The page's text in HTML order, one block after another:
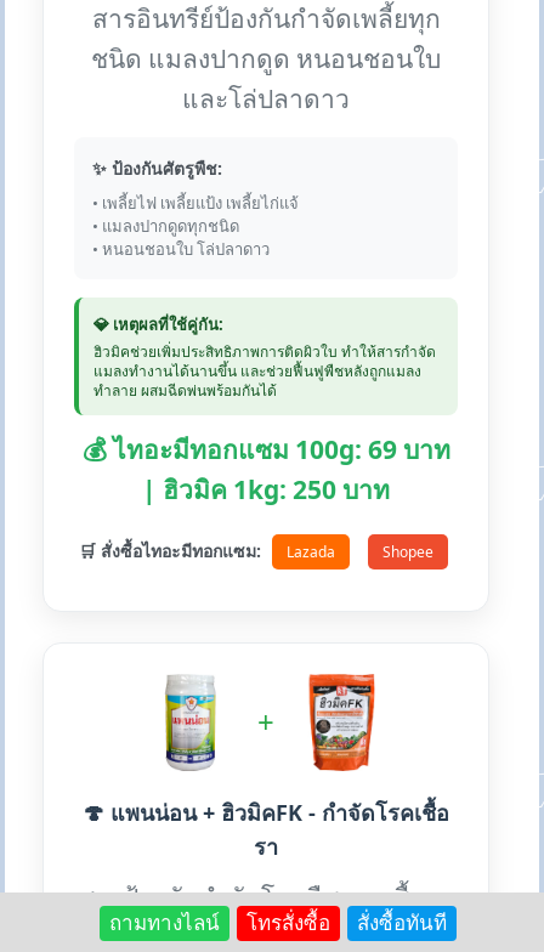
สารอินทรีย์ป้องกันกำจัดเพลี้ยทุก
ชนิด แมลงปากดูด หนอนชอนใบ
และโล่ปลาดาว
✨ ป้องกันศัตรูพืช:
• เพลี้ยไฟ เพลี้ยแป้ง เพลี้ยไก่แจ้
• แมลงปากดูดทุกชนิด
• หนอนชอนใบ โล่ปลาดาว
💎 เหตุผลที่ใช้คู่กัน:
ฮิวมิคช่วยเพิ่มประสิทธิภาพการติดผิวใบ ทำให้สารกำจัด
แมลงทำงานได้นานขึ้น และช่วยฟื้นฟูพืชหลังถูกแมลง
ทำลาย ผสมฉีดพ่นพร้อมกันได้
💰 ไทอะมีทอกแซม 100g: 69 บาท
| ฮิวมิค 1kg: 250 บาท
🛒 สั่งซื้อไทอะมีทอกแซม: Lazada Shopee
+
🍄 แพนน่อน + ฮิวมิคFK - กำจัดโรคเชื้อ
รา
สารป้องกันกำจัดโรคพืชจากเชื้อรา
หลายชนิด เหมาะสำหรับทุกพืช
ถามทางไลน์ โทรสั่งซื้อ สั่งซื้อทันที